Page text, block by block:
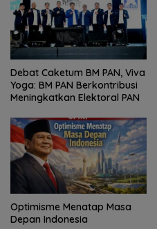
Debat Caketum BM PAN, Viva
Yoga: BM PAN Berkontribusi
Meningkatkan Elektoral PAN
Optimisme Menatap Masa
Depan Indonesia